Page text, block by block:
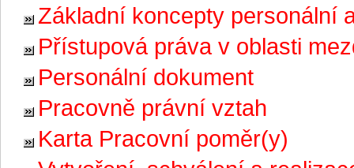
Základní koncepty personální
Přístupová práva v oblasti
Personální dokument
Pracovně právní vztah
Karta Pracovní poměr(y)